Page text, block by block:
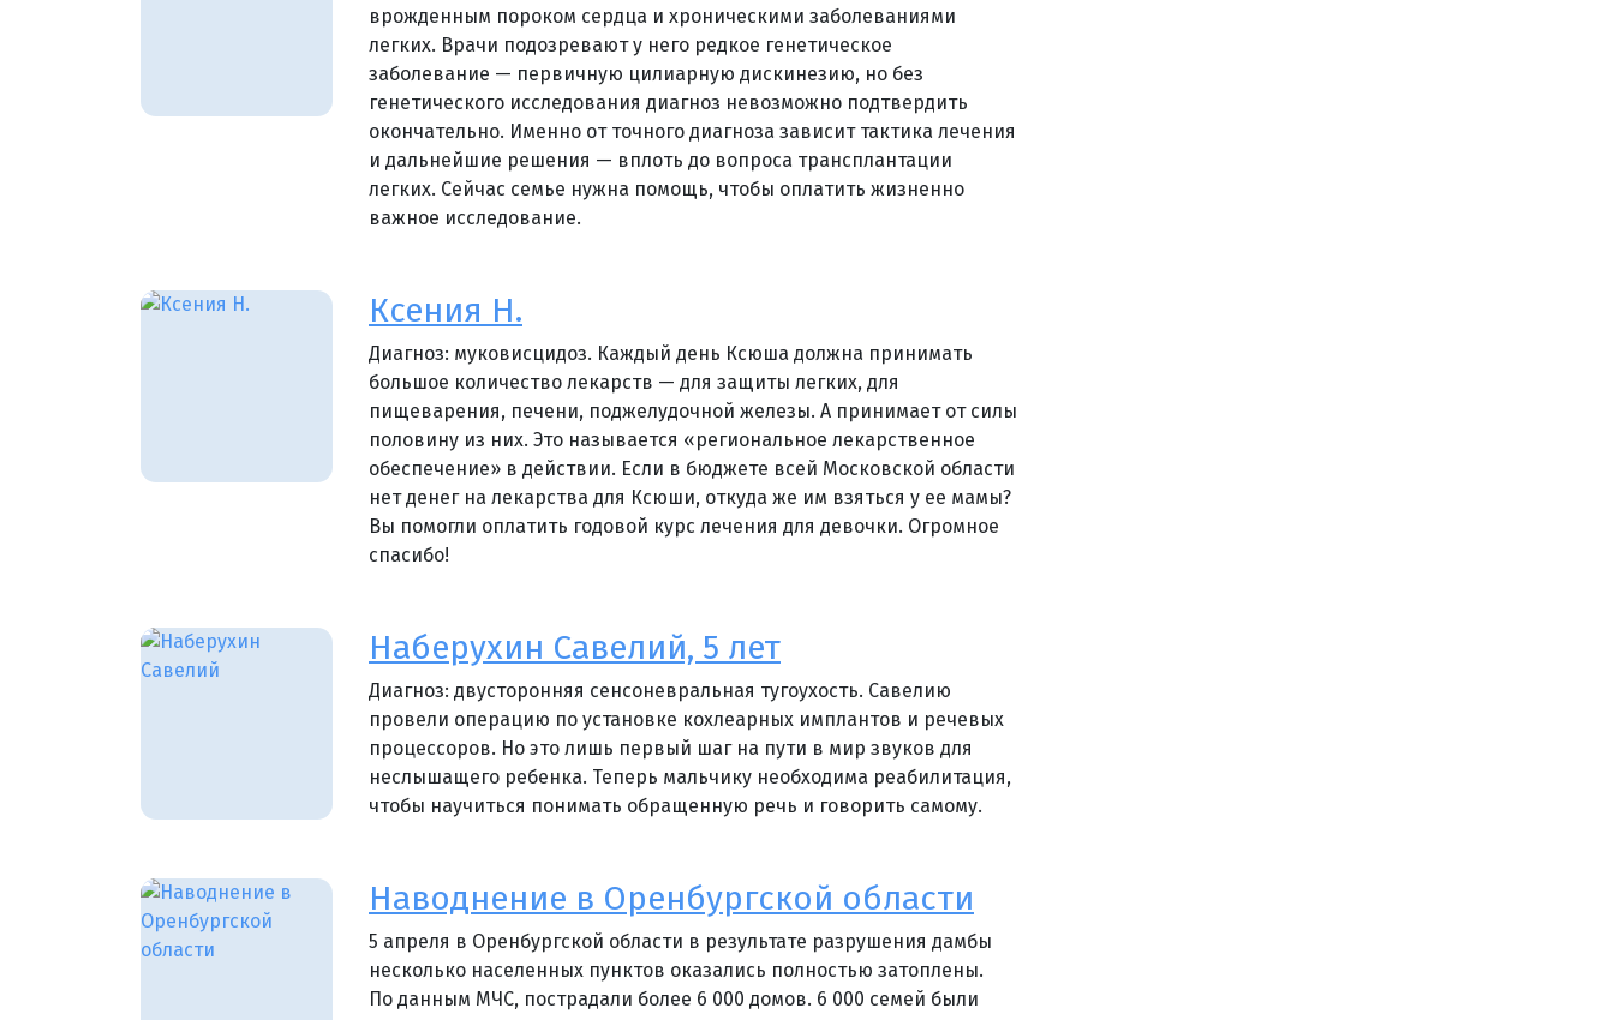
врожденным пороком сердца и хроническими заболеваниями
легких. Врачи подозревают у него редкое генетическое
заболевание — первичную цилиарную дискинезию, но без
генетического исследования диагноз невозможно подтвердить
окончательно. Именно от точного диагноза зависит тактика лечения
и дальнейшие решения — вплоть до вопроса трансплантации
легких. Сейчас семье нужна помощь, чтобы оплатить жизненно
важное исследование.
Ксения Н.
Диагноз: муковисцидоз. Каждый день Ксюша должна принимать
большое количество лекарств — для защиты легких, для
пищеварения, печени, поджелудочной железы. А принимает от силы
половину из них. Это называется «региональное лекарственное
обеспечение» в действии. Если в бюджете всей Московской области
нет денег на лекарства для Ксюши, откуда же им взяться у ее мамы?
Вы помогли оплатить годовой курс лечения для девочки. Огромное
спасибо!
Наберухин Савелий, 5 лет
Диагноз: двусторонняя сенсоневральная тугоухость. Савелию
провели операцию по установке кохлеарных имплантов и речевых
процессоров. Но это лишь первый шаг на пути в мир звуков для
неслышащего ребенка. Теперь мальчику необходима реабилитация,
чтобы научиться понимать обращенную речь и говорить самому.
Наводнение в Оренбургской области
5 апреля в Оренбургской области в результате разрушения дамбы
несколько населенных пунктов оказались полностью затоплены.
По данным МЧС, пострадали более 6 000 домов. 6 000 семей были